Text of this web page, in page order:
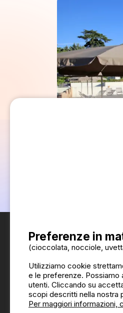
Preferenze in
(cioccolata, nocciole,
Utilizziamo cookie
e le preferenze. Possiamo
utenti. Cliccando su
scopi descritti nella nostra
Per maggiori informazioni,